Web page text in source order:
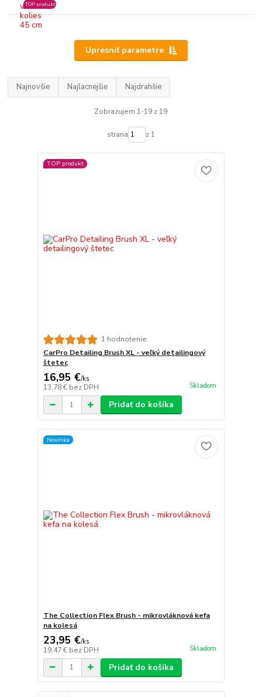
TOP produkt
Upresniť parametre
Najnovšie Najlacnejšie Najdrahšie
Zobrazujem 1-19 z 19
strana z 1
TOP produkt
1 hodnotenie
CarPro Detailing Brush XL - veľký detailingový
štetec
16,95 €/ks
13,78 € bez DPH Skladom
Pridať do košíka
Novinka
The Collection Flex Brush - mikrovláknová kefa
na kolesá
23,95 €/ks
19,47 € bez DPH Skladom
Pridať do košíka